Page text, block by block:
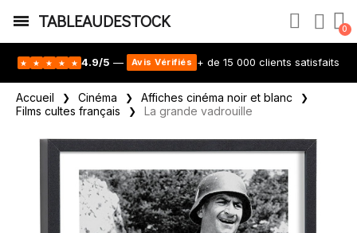
TABLEAUDESTOCK
★ ★ ★ ★ ★ 4.9/5 — Avis Vérifiés + de 15 000 clients satisfaits
Accueil Cinéma
Affiches cinéma noir et blanc
Films cultes français
La grande vadrouille